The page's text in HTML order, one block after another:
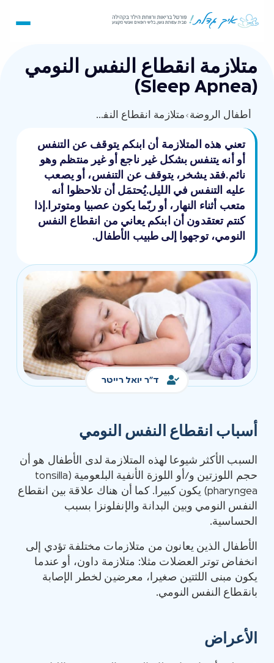
متلازمة انقطاع النفس النومي
(Sleep Apnea)
أطفال الروضة› متلازمة انقطاع النفس النومي (Sleep Apnea)
تعني هذه المتلازمة أن ابنكم يتوقف عن التنفس
أو أنه يتنفس بشكل غير ناجع أو غير منتظم وهو
نائم.فقد يشخر، يتوقف عن التنفس، أو يصعب
عليه التنفس في الليل.يُحتمَل أن تلاحظوا أنه
متعب أثناء النهار، أو ربّما يكون عصبيا ومتوترا.إذا
كنتم تعتقدون أن ابنكم يعاني من انقطاع النفس
النومي، توجهوا إلى طبيب الأطفال.
ד"ר יואל רייטר
أسباب انقطاع النفس النومي
السبب الأكثر شيوعا لهذه المتلازمة لدى الأطفال هو أن
حجم اللوزتين و/أو اللوزة الأنفية البلعومية (tonsilla
pharyngea) يكون كبيرا. كما أن هناك علاقة بين انقطاع
النفس النومي وبين البدانة والإنفلونزا بسبب
الحساسية.
الأطفال الذين يعانون من متلازمات مختلفة تؤدي إلى
انخفاض توتر العضلات مثلا: متلازمة داون، أو عندما
يكون مبنى اللثتين صغيرا، معرضين لخطر الإصابة
بانقطاع النفس النومي.
الأعراض